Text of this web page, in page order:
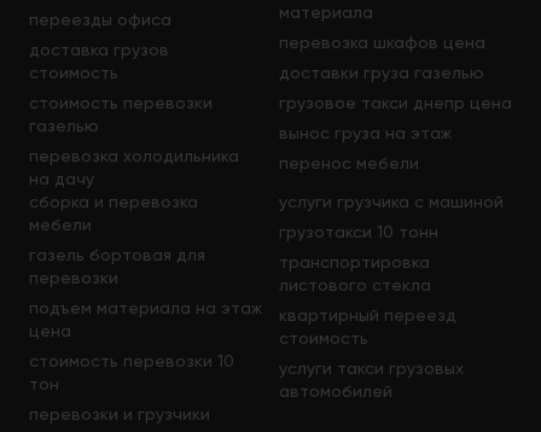
переезды офиса
доставка грузов
стоимость
стоимость перевозки
газелью
перевозка холодильника
на дачу
материала
перевозка шкафов цена
доставки груза газелью
грузовое такси днепр цена
вынос груза на этаж
перенос мебели
сборка и перевозка
мебели
газель бортовая для
перевозки
подъем материала на этаж
цена
стоимость перевозки 10
тон
перевозки и грузчики
услуги грузчика с машиной
грузотакси 10 тонн
транспортировка
листового стекла
квартирный переезд
стоимость
услуги такси грузовых
автомобилей